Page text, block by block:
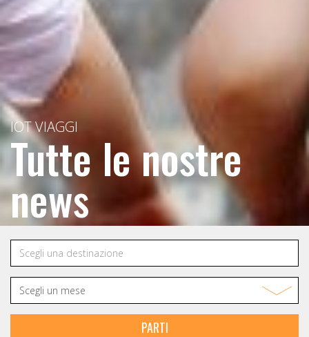
IOT VIAGGI
Tutte le nostre
news
PARTI